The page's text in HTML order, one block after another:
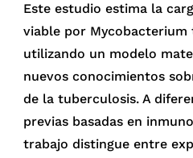
Este estudio estima la
viable por
utilizando un modelo
nuevos conocimientos
de la tuberculosis. A
previas basadas en
trabajo distingue entre